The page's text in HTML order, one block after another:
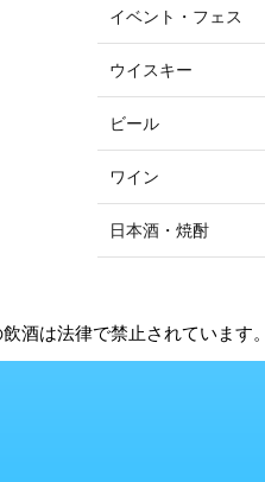
イベント・フェス
ウイスキー
ビール
ワイン
日本酒・焼酎
酒は法律で禁止されています。